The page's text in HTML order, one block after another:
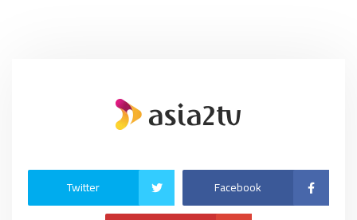
Facebook
Twitter